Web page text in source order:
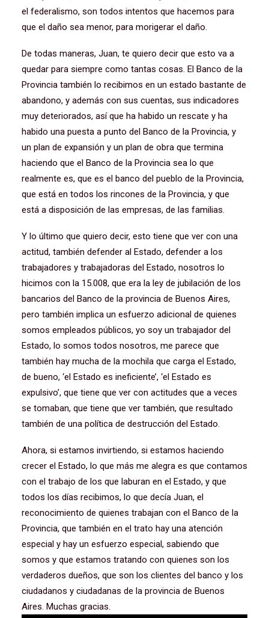
el federalismo, son todos intentos que hacemos para
que el daño sea menor, para morigerar el daño.
De todas maneras, Juan, te quiero decir que esto va a
quedar para siempre como tantas cosas. El Banco de la
Provincia también lo recibimos en un estado bastante de
abandono, y además con sus cuentas, sus indicadores
muy deteriorados, así que ha habido un rescate y ha
habido una puesta a punto del Banco de la Provincia, y
un plan de expansión y un plan de obra que termina
haciendo que el Banco de la Provincia sea lo que
realmente es, que es el banco del pueblo de la Provincia,
que está en todos los rincones de la Provincia, y que
está a disposición de las empresas, de las familias.
Y lo último que quiero decir, esto tiene que ver con una
actitud, también defender al Estado, defender a los
trabajadores y trabajadoras del Estado, nosotros lo
hicimos con la 15.008, que era la ley de jubilación de los
bancarios del Banco de la provincia de Buenos Aires,
pero también implica un esfuerzo adicional de quienes
somos empleados públicos, yo soy un trabajador del
Estado, lo somos todos nosotros, me parece que
también hay mucha de la mochila que carga el Estado,
de bueno, ‘el Estado es ineficiente’, ‘el Estado es
expulsivo’, que tiene que ver con actitudes que a veces
se tomaban, que tiene que ver también, que resultado
también de una política de destrucción del Estado.
Ahora, si estamos invirtiendo, si estamos haciendo
crecer el Estado, lo que más me alegra es que contamos
con el trabajo de los que laburan en el Estado, y que
todos los días recibimos, lo que decía Juan, el
reconocimiento de quienes trabajan con el Banco de la
Provincia, que también en el trato hay una atención
especial y hay un esfuerzo especial, sabiendo que
somos y que estamos tratando con quienes son los
verdaderos dueños, que son los clientes del banco y los
ciudadanos y ciudadanas de la provincia de Buenos
Aires. Muchas gracias.